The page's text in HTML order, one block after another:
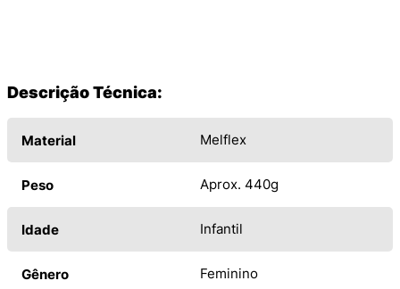
Descrição Técnica:
Material Melflex
Peso Aprox. 440g
Idade Infantil
Gênero Feminino